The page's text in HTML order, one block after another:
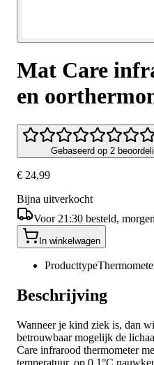
Mat Care
en
Gebaseerd op 2
€ 24,99
Bijna uitverkocht
Voor 21:30 besteld,
In winkelwagen
Producttype
Beschrijving
Wanneer je kind ziek is, dan
betrouwbaar mogelijk de
Care infrarood thermometer
temperatuur, op 0,1°C